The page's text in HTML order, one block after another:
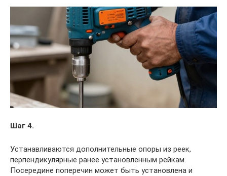
Шаг 4.
Устанавливаются дополнительные опоры из реек,
перпендикулярные ранее установленным рейкам.
Посередине поперечин может быть установлена и